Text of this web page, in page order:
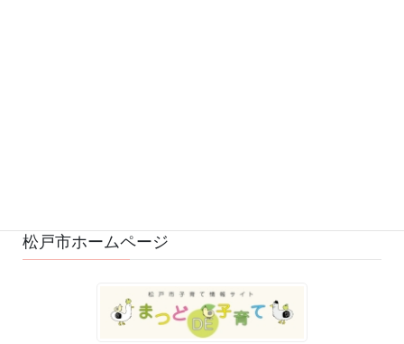
松戸市ホームページ